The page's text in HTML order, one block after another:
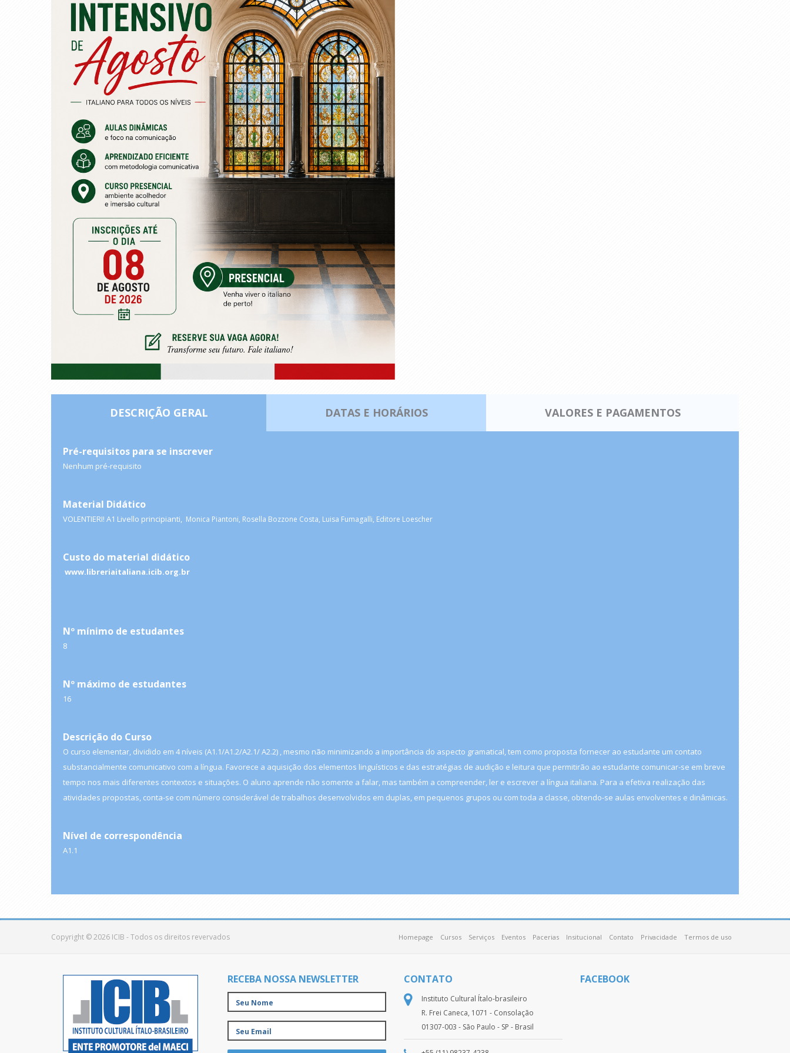
DESCRIÇÃO GERAL DATAS E HORÁRIOS VALORES E PAGAMENTOS
Pré-requisitos para se inscrever
Nenhum pré-requisito
Material Didático
VOLENTIERI! A1 Livello principianti, Monica Piantoni, Rosella Bozzone Costa, Luisa Fumagalli, Editore Loescher
Custo do material didático
www.libreriaitaliana.icib.org.br
Nº mínimo de estudantes
8
Nº máximo de estudantes
16
Descrição do Curso
O curso elementar, dividido em 4 níveis (A1.1/A1.2/A2.1/ A2.2) , mesmo não minimizando a importância do aspecto gramatical, tem como proposta fornecer ao estudante um contato
substancialmente comunicativo com a língua. Favorece a aquisição dos elementos linguísticos e das estratégias de audição e leitura que permitirão ao estudante comunicar-se em breve
tempo nos mais diferentes contextos e situações. O aluno aprende não somente a falar, mas também a compreender, ler e escrever a língua italiana. Para a efetiva realização das
atividades propostas, conta-se com número considerável de trabalhos desenvolvidos em duplas, em pequenos grupos ou com toda a classe, obtendo-se aulas envolventes e dinâmicas.
Nível de correspondência
A1.1
Copyright © 2026 ICIB - Todos os direitos revervados Homepage Cursos Serviços Eventos Pacerias Insitucional Contato Privacidade Termos de uso
RECEBA NOSSA NEWSLETTER CONTATO
Instituto Cultural Ítalo-brasileiro
R. Frei Caneca, 1071 - Consolação
01307-003 - São Paulo - SP - Brasil
FACEBOOK